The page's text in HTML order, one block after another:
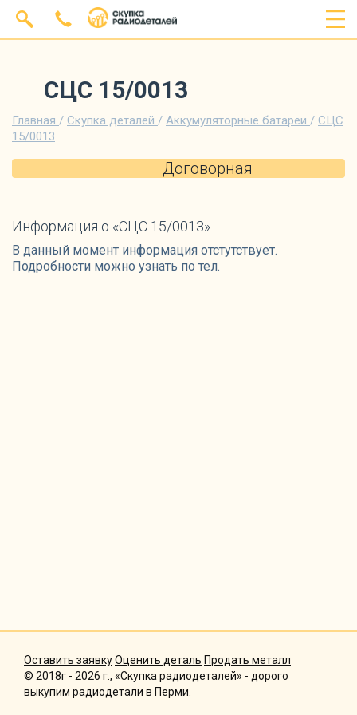
СЦС 15/0013
Главная / Скупка деталей / Аккумуляторные батареи / СЦС
15/0013
Договорная
Информация о «СЦС 15/0013»
В данный момент информация отстутствует.
Подробности можно узнать по тел.
Оставить заявкуОценить деталь Продать металл
© 2018г - 2026 г., «Скупка радиодеталей» - дорого
выкупим радиодетали в Перми.